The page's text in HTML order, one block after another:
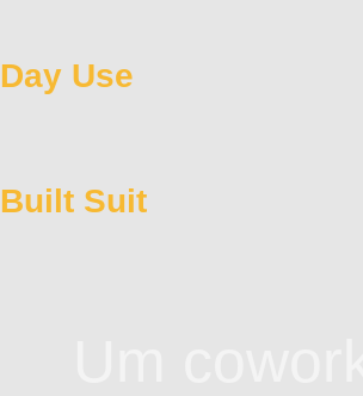
Day Use
Built Suit